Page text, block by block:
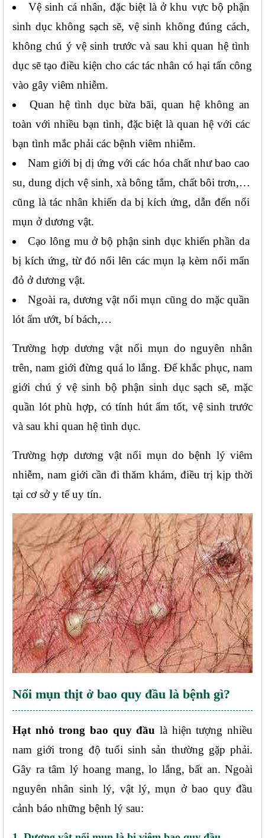
Vệ sinh cá nhân, đặc biệt là ở khu vực bộ phận
sinh dục không sạch sẽ, vệ sinh không đúng cách,
không chú ý vệ sinh trước và sau khi quan hệ tình
dục sẽ tạo điều kiện cho các tác nhân có hại tấn công
vào gây viêm nhiễm.
Quan hệ tình dục bừa bãi, quan hệ không an
toàn với nhiều bạn tình, đặc biệt là quan hệ với các
bạn tình mắc phải các bệnh viêm nhiễm.
Nam giới bị dị ứng với các hóa chất như bao cao
su, dung dịch vệ sinh, xà bông tắm, chất bôi trơn,…
cũng là tác nhân khiến da bị kích ứng, dẫn đến nổi
mụn ở dương vật.
Cạo lông mu ở bộ phận sinh dục khiến phần da
bị kích ứng, từ đó nổi lên các mụn lạ kèm nổi mẩn
đỏ ở dương vật.
Ngoài ra, dương vật nổi mụn cũng do mặc quần
lót ẩm ướt, bí bách,…
Trường hợp dương vật nổi mụn do nguyên nhân
trên, nam giới đừng quá lo lắng. Để khắc phục, nam
giới chú ý vệ sinh bộ phận sinh dục sạch sẽ, mặc
quần lót phù hợp, có tính hút ẩm tốt, vệ sinh trước
và sau khi quan hệ tình dục.
Trường hợp dương vật nổi mụn do bệnh lý viêm
nhiễm, nam giới cần đi thăm khám, điều trị kịp thời
tại cơ sở y tế uy tín.
Nổi mụn thịt ở bao quy đầu là bệnh gì?
Hạt nhỏ trong bao quy đầu là hiện tượng nhiều
nam giới trong độ tuổi sinh sản thường gặp phải.
Gây ra tâm lý hoang mang, lo lắng, bất an. Ngoài
nguyên nhân sinh lý, vật lý, mụn ở bao quy đầu
cảnh báo những bệnh lý sau: